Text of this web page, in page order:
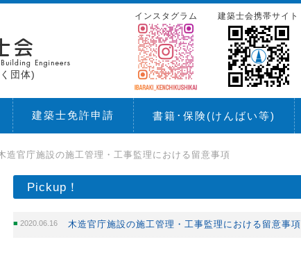
団体)
建築士会携帯サイト
インスタグラム
建築士免許申請 書籍･保険(けんばい等)
造官庁施設の施工管理・工事監理における留意事項
Pickup！
2020.06.16 木造官庁施設の施工管理・工事監理における留意事項